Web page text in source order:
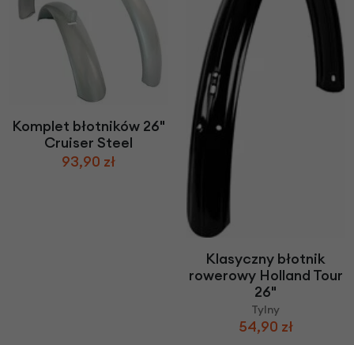
Komplet błotników 26"
Cruiser Steel
93,90 zł
Klasyczny błotnik
rowerowy Holland Tour
26"
Tylny
54,90 zł